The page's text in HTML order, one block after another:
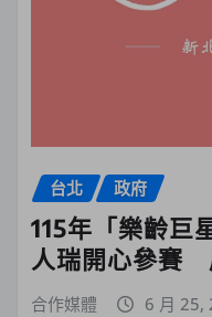
台北 政府
115年「樂齡
人瑞開心參賽
合作媒體 6 月 25,